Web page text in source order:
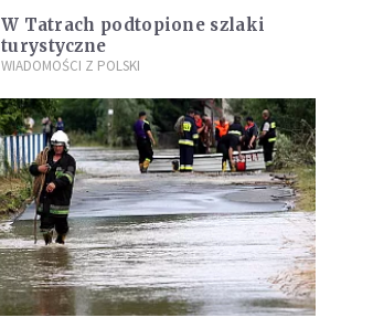
W Tatrach podtopione szlaki
turystyczne
WIADOMOŚCI Z POLSKI